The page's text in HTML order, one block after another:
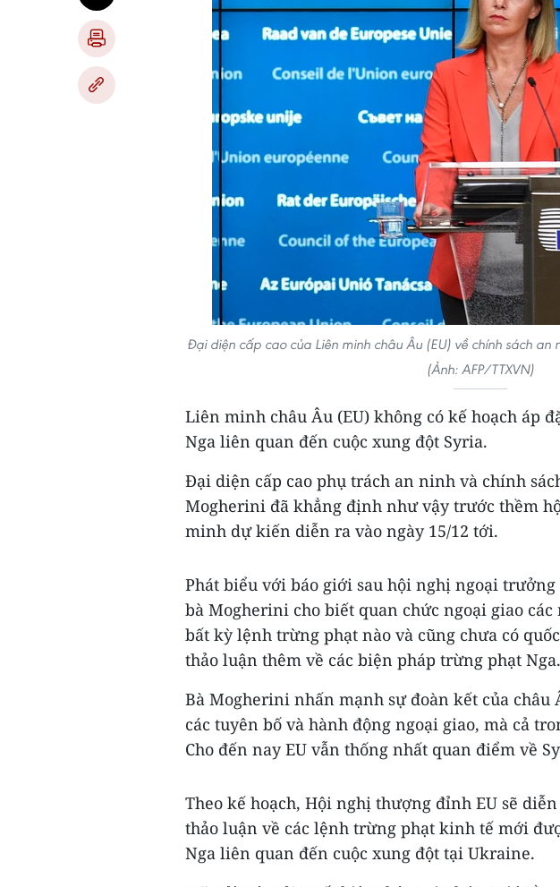
Đại diện cấp cao của Liên minh châu Âu (EU) về chính sách an
(Ảnh: AFP/TTXVN)
Liên minh châu Âu (EU) không có kế hoạch áp
Nga liên quan đến cuộc xung đột Syria.
Đại diện cấp cao phụ trách an ninh và chính
Mogherini đã khẳng định như vậy trước thềm
minh dự kiến diễn ra vào ngày 15/12 tới.
Phát biểu với báo giới sau hội nghị ngoại trưởng
bà Mogherini cho biết quan chức ngoại giao
bất kỳ lệnh trừng phạt nào và cũng chưa có
thảo luận thêm về các biện pháp trừng phạt Nga.
Bà Mogherini nhấn mạnh sự đoàn kết của
các tuyên bố và hành động ngoại giao, mà cả
Cho đến nay EU vẫn thống nhất quan điểm về
Theo kế hoạch, Hội nghị thượng đỉnh EU sẽ
thảo luận về các lệnh trừng phạt kinh tế mới
Nga liên quan đến cuộc xung đột tại Ukraine.